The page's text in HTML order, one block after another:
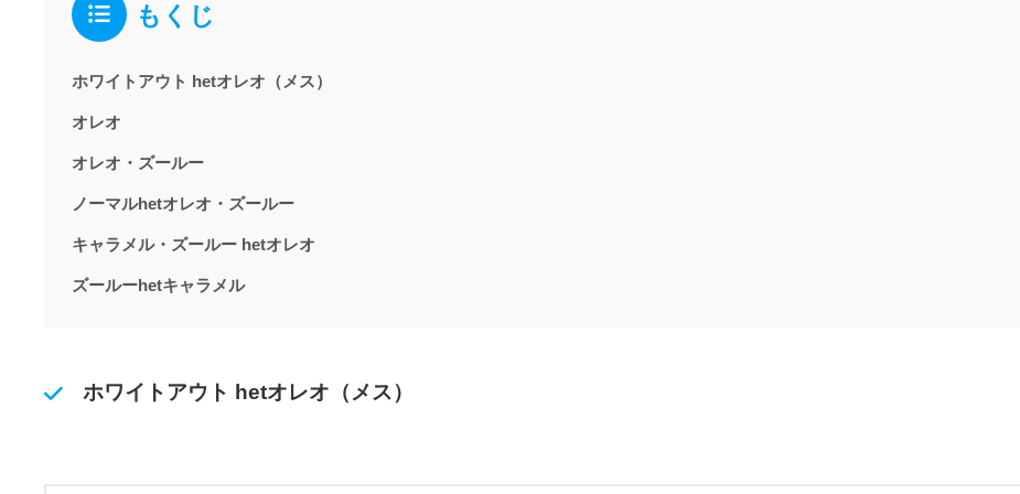
もくじ
ホワイトアウト hetオレオ（メス）
オレオ
オレオ・ズールー
ノーマルhetオレオ・ズールー
キャラメル・ズールー hetオレオ
ズールーhetキャラメル
ホワイトアウト hetオレオ（メス）